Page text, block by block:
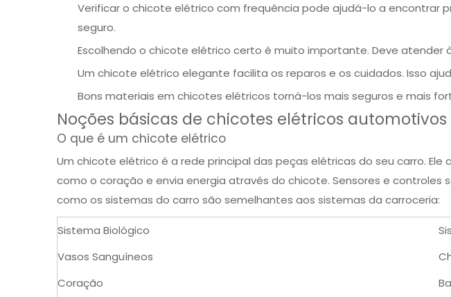
Verificar o chicote elétrico com frequência pode ajudá-lo a encontrar
seguro.
Escolhendo o chicote elétrico certo é muito importante. Deve atender
Um chicote elétrico elegante facilita os reparos e os cuidados. Isso
Bons materiais em chicotes elétricos torná-los mais seguros e mais
Noções básicas de chicotes elétricos automotivos
O que é um chicote elétrico
Um chicote elétrico é a rede principal das peças elétricas do seu carro.
como o coração e envia energia através do chicote. Sensores e
como os sistemas do carro são semelhantes aos sistemas da carroceria:
Sistema Biológico
Vasos Sanguíneos
Coração